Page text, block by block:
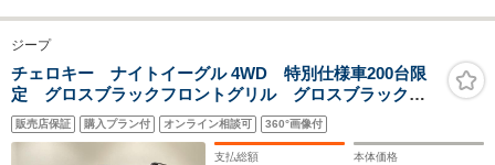
ジープ
チェロキー ナイトイーグル 4WD 特別仕様車200台限
定 グロスブラックフロントグリル グロスブラックア
クセント付きフロントバンパー グロスブラックリアバ
ンパーディフレクター ACC BSM ETC ドラレコ
販売店保証 購入プラン付 オンライン相談可 360°画像付
支払総額 本体価格